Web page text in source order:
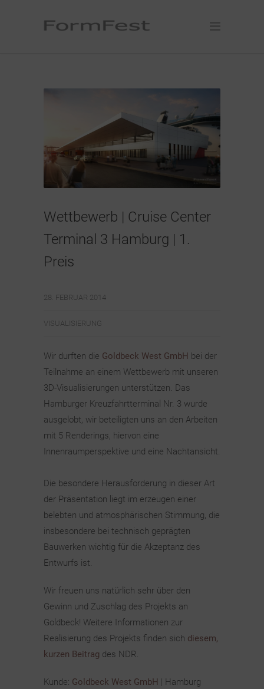
Wettbewerb | Cruise Center
Terminal 3 Hamburg | 1.
Preis
28. FEBRUAR 2014
VISUALISIERUNG
Wir durften die Goldbeck West GmbH bei der
Teilnahme an einem Wettbewerb mit unseren
3D-Visualisierungen unterstützen. Das
Hamburger Kreuzfahrtterminal Nr. 3 wurde
ausgelobt, wir beteiligten uns an den Arbeiten
mit 5 Renderings, hiervon eine
Innenraumperspektive und eine Nachtansicht.
Die besondere Herausforderung in dieser Art
der Präsentation liegt im erzeugen einer
belebten und atmosphärischen Stimmung, die
insbesondere bei technisch geprägten
Bauwerken wichtig für die Akzeptanz des
Entwurfs ist.
Wir freuen uns natürlich sehr über den
Gewinn und Zuschlag des Projekts an
Goldbeck! Weitere Informationen zur
Realisierung des Projekts finden sich diesem,
kurzen Beitrag des NDR.
Kunde: Goldbeck West GmbH | Hamburg